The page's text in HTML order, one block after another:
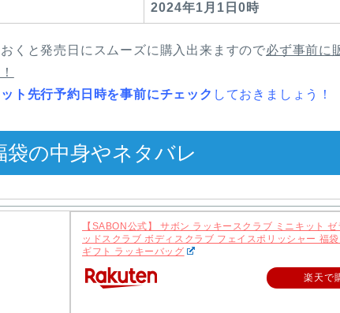
2024年1月1日0時
おくと発売日にスムーズに購入出来ますので必ず事前に
ト先行予約日時を事前にチェック しておきましょう！
袋の中身やネタバレ
【SABON公式】 サボン ラッキースクラブ ミニキット
ッドスクラブ ボディスクラブ フェイスポリッシャー 福
ギフト ラッキーバッグ
楽天で